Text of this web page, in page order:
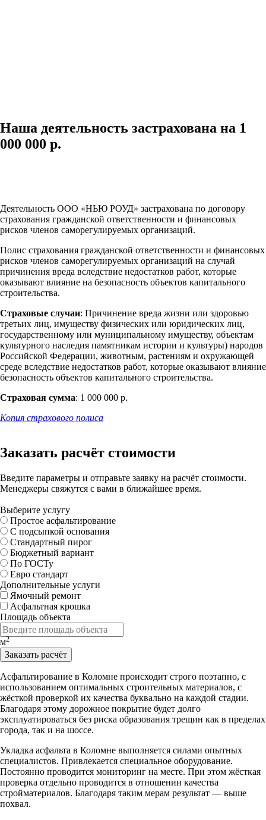
Наша деятельность застрахована на 1
000 000 р.
Деятельность ООО «НЬЮ РОУД» застрахована по договору
страхования гражданской ответственности и финансовых
рисков членов саморегулируемых организаций.
Полис страхования гражданской ответственности и финансовых
рисков членов саморегулируемых организаций на случай
причинения вреда вследствие недостатков работ, которые
оказывают влияние на безопасность объектов капитального
строительства.
Страховые случаи: Причинение вреда жизни или здоровью
третьих лиц, имуществу физических или юридических лиц,
государственному или муниципальному имуществу, объектам
культурного наследия памятникам истории и культуры) народов
Российской Федерации, животным, растениям и охружающей
среде вследствие недостатков работ, которые оказывают влияние
безопасность объектов капитального строительства.
Страховая сумма: 1 000 000 р.
Копия страхового полиса
Заказать расчёт стоимости
Введите параметры и отправьте заявку на расчёт стоимости.
Менеджеры свяжутся с вами в ближайшее время.
Выберите услугу
Простое асфальтирование
С подсыпкой основания
Стандартный пирог
Бюджетный вариант
По ГОСТу
Евро стандарт
Дополнительные услуги
Ямочный ремонт
Асфальтная крошка
Площадь объекта
м2
Заказать расчёт
Асфальтирование в Коломне происходит строго поэтапно, с
использованием оптимальных строительных материалов, с
жёсткой проверкой их качества буквально на каждой стадии.
Благодаря этому дорожное покрытие будет долго
эксплуатироваться без риска образования трещин как в пределах
города, так и на шоссе.
Укладка асфальта в Коломне выполняется силами опытных
специалистов. Привлекается специальное оборудование.
Постоянно проводится мониторинг на месте. При этом жёсткая
проверка отдельно проводится в отношении качества
стройматериалов. Благодаря таким мерам результат — выше
похвал.